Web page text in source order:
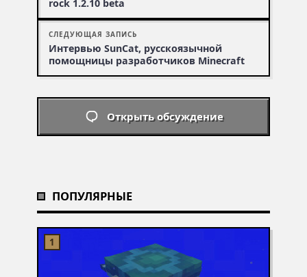
rock 1.2.10 beta
СЛЕДУЮЩАЯ ЗАПИСЬ
Интервью SunCat, русскоязычной
помощницы разработчиков Minecraft
Открыть обсуждение
ПОПУЛЯРНЫЕ